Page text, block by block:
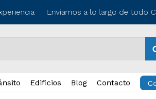
Envíamos a lo largo de todo
Edificios Blog Contacto